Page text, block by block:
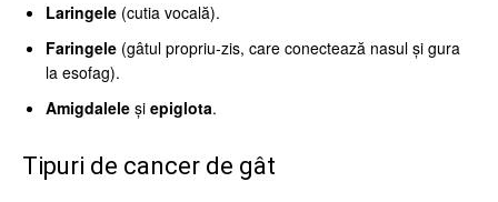
Laringele (cutia vocală).
Faringele (gâtul propriu-zis, care conectează nasul și gura
la esofag).
Amigdalele și epiglota.
Tipuri de cancer de gât